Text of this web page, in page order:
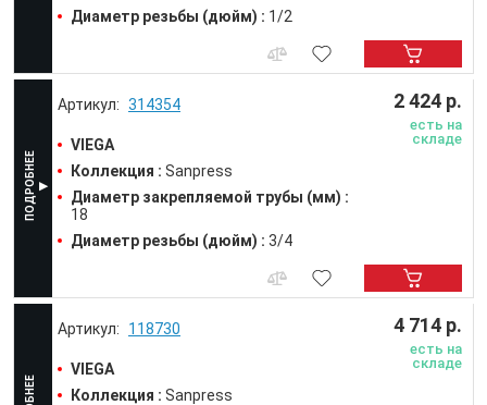
Диаметр резьбы (дюйм) : 1/2
314354
VIEGA
Коллекция : Sanpress
Диаметр закрепляемой трубы (мм) :
18
Диаметр резьбы (дюйм) : 3/4
2 424 р.
есть на
складе
118730
VIEGA
Коллекция : Sanpress
4 714 р.
есть на
складе